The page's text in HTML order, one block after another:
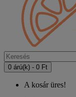
0 árú(k) - 0 Ft
A kosár üres!